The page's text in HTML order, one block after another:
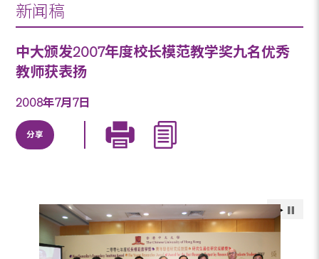
新闻稿
中大颁发2007年度校长模范教学奖九名优秀
教师获表扬
2008年7月7日
分享